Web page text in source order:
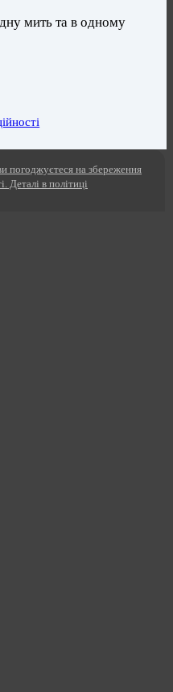
мить та в одному
погоджуєтеся на збереження
Деталі в політиці